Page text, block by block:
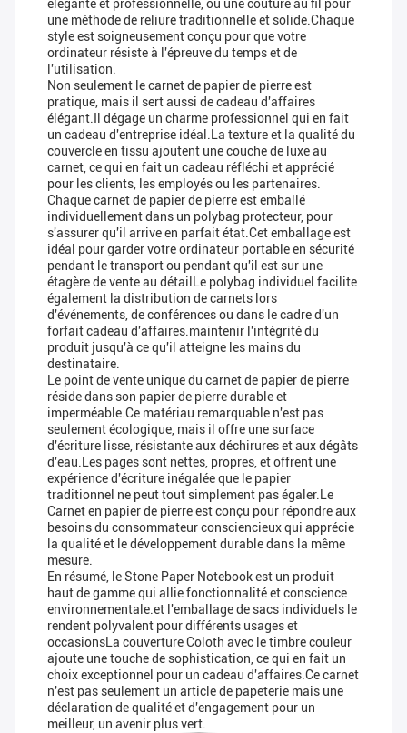
élégante et professionnelle, ou une couture au fil pour
une méthode de reliure traditionnelle et solide.Chaque
style est soigneusement conçu pour que votre
ordinateur résiste à l'épreuve du temps et de
l'utilisation.
Non seulement le carnet de papier de pierre est
pratique, mais il sert aussi de cadeau d'affaires
élégant.Il dégage un charme professionnel qui en fait
un cadeau d'entreprise idéal.La texture et la qualité du
couvercle en tissu ajoutent une couche de luxe au
carnet, ce qui en fait un cadeau réfléchi et apprécié
pour les clients, les employés ou les partenaires.
Chaque carnet de papier de pierre est emballé
individuellement dans un polybag protecteur, pour
s'assurer qu'il arrive en parfait état.Cet emballage est
idéal pour garder votre ordinateur portable en sécurité
pendant le transport ou pendant qu'il est sur une
étagère de vente au détailLe polybag individuel facilite
également la distribution de carnets lors
d'événements, de conférences ou dans le cadre d'un
forfait cadeau d'affaires.maintenir l'intégrité du
produit jusqu'à ce qu'il atteigne les mains du
destinataire.
Le point de vente unique du carnet de papier de pierre
réside dans son papier de pierre durable et
imperméable.Ce matériau remarquable n'est pas
seulement écologique, mais il offre une surface
d'écriture lisse, résistante aux déchirures et aux dégâts
d'eau.Les pages sont nettes, propres, et offrent une
expérience d'écriture inégalée que le papier
traditionnel ne peut tout simplement pas égaler.Le
Carnet en papier de pierre est conçu pour répondre aux
besoins du consommateur consciencieux qui apprécie
la qualité et le développement durable dans la même
mesure.
En résumé, le Stone Paper Notebook est un produit
haut de gamme qui allie fonctionnalité et conscience
environnementale.et l'emballage de sacs individuels le
rendent polyvalent pour différents usages et
occasionsLa couverture Coloth avec le timbre couleur
ajoute une touche de sophistication, ce qui en fait un
choix exceptionnel pour un cadeau d'affaires.Ce carnet
n'est pas seulement un article de papeterie mais une
déclaration de qualité et d'engagement pour un
meilleur, un avenir plus vert.